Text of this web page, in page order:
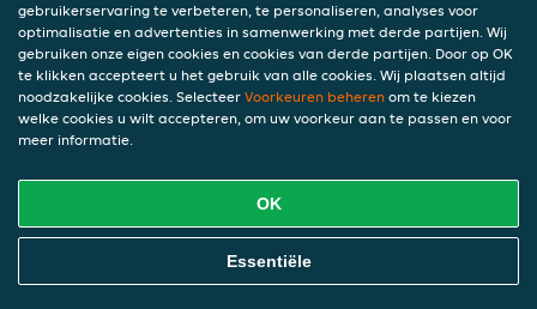
gebruikerservaring te verbeteren, te personaliseren, analyses voor
optimalisatie en advertenties in samenwerking met derde partijen. Wij
gebruiken onze eigen cookies en cookies van derde partijen. Door op OK
te klikken accepteert u het gebruik van alle cookies. Wij plaatsen altijd
noodzakelijke cookies. Selecteer Voorkeuren beheren om te kiezen
welke cookies u wilt accepteren, om uw voorkeur aan te passen en voor
meer informatie.
OK
Essentiële